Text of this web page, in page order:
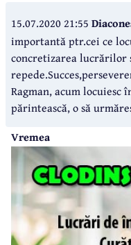
15.07.2020 21:55
importantă ptr.cei ce
concretizarea lucrărilor
Ragman, acum locuiesc
părintească, o să
Vremea